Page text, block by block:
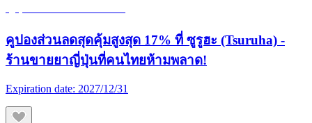
คูปองส่วนลดสุดคุ้มสูงสุด 17% ที่ ซูรูฮะ (Tsuruha) -
ร้านขายยาญี่ปุ่นที่คนไทยห้ามพลาด!
Expiration date: 2027/12/31